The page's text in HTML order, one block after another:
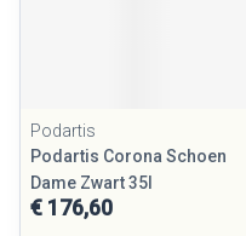
Podartis
Podartis Corona Schoen
Dame Zwart 35l
€ 176,60